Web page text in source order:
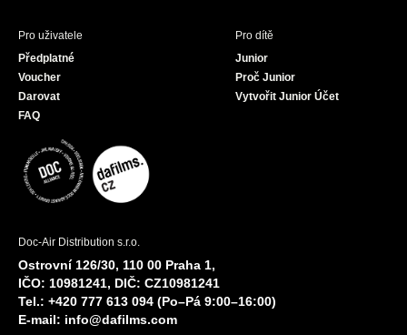
Pro uživatele
Předplatné
Voucher
Darovat
FAQ
Pro dítě
Junior
Proč Junior
Vytvořit Junior Účet
Doc-Air Distribution s.r.o.
Ostrovní 126/30, 110 00 Praha 1,
IČO: 10981241, DIČ: CZ10981241
Tel.: +420 777 613 094 (Po–Pá 9:00–16:00)
E-mail: info@dafilms.com